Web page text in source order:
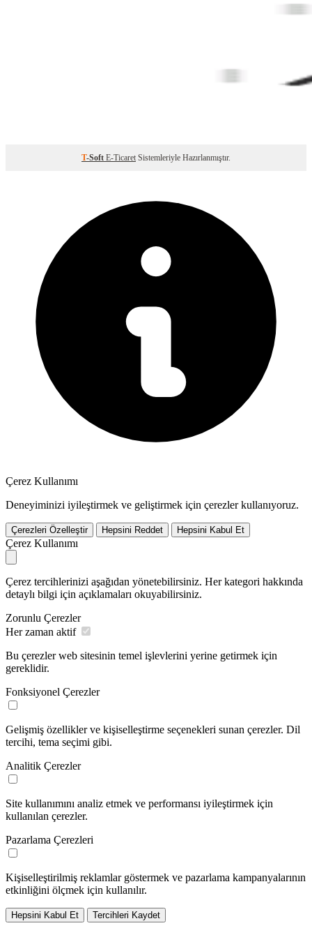
T-Soft E-Ticaret Sistemleriyle Hazırlanmıştır.
Çerez Kullanımı
Deneyiminizi iyileştirmek ve geliştirmek için çerezler kullanıyoruz.
Çerezleri Özelleştir Hepsini Reddet Hepsini Kabul Et
Çerez Kullanımı
Çerez tercihlerinizi aşağıdan yönetebilirsiniz. Her kategori hakkında
detaylı bilgi için açıklamaları okuyabilirsiniz.
Zorunlu Çerezler
Her zaman aktif
Bu çerezler web sitesinin temel işlevlerini yerine getirmek için
gereklidir.
Fonksiyonel Çerezler
Gelişmiş özellikler ve kişiselleştirme seçenekleri sunan çerezler. Dil
tercihi, tema seçimi gibi.
Analitik Çerezler
Site kullanımını analiz etmek ve performansı iyileştirmek için
kullanılan çerezler.
Pazarlama Çerezleri
Kişiselleştirilmiş reklamlar göstermek ve pazarlama kampanyalarının
etkinliğini ölçmek için kullanılır.
Hepsini Kabul Et Tercihleri Kaydet